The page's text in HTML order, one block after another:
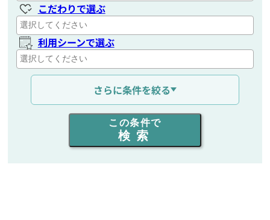
こだわりで選ぶ
利用シーンで選ぶ
通信距離を選ぶ
出力を選ぶ
同時通話人数を選ぶ
さらに条件を絞る
この条件で
検索